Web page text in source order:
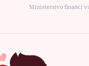
Ministerstvo financí